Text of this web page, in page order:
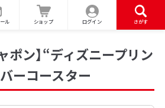
ル ショップ ログイン さがす
ポン】“ディズニープリン
ーコースター